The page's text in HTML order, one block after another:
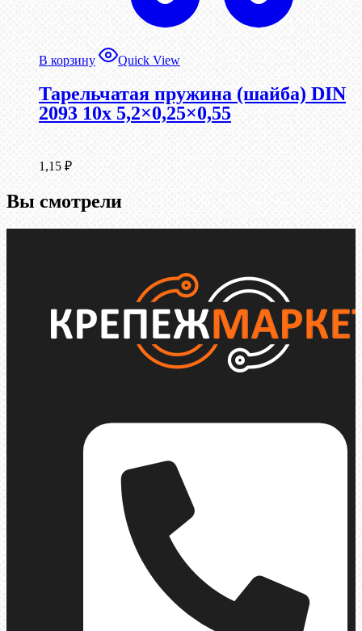
В корзину Quick View
Тарельчатая пружина (шайба) DIN
2093 10x 5,2×0,25×0,55
1,15 ₽
Вы смотрели